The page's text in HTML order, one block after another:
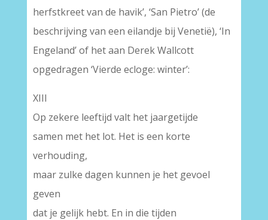
herfstkreet van de havik’, ‘San Pietro’ (de
beschrijving van een eilandje bij Venetië), ‘In
Engeland’ of het aan Derek Wallcott
opgedragen ‘Vierde ecloge: winter’:
XIII
Op zekere leeftijd valt het jaargetijde
samen met het lot. Het is een korte
verhouding,
maar zulke dagen kunnen je het gevoel
geven
dat je gelijk hebt. En in die tijden